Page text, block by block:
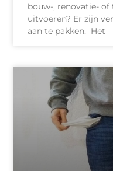
bouw-, renovatie-
uitvoeren? Er zijn
aan te pakken. Het